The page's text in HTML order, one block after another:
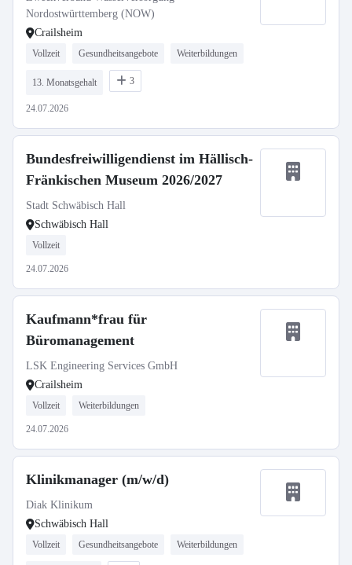
Nordostwürttemberg (NOW)
Crailsheim
Vollzeit Gesundheitsangebote Weiterbildungen
13. Monatsgehalt 3
24.07.2026
Bundesfreiwilligendienst im Hällisch-
Fränkischen Museum 2026/2027
Stadt Schwäbisch Hall
Schwäbisch Hall
Vollzeit
24.07.2026
Kaufmann*frau für
Büromanagement
LSK Engineering Services GmbH
Crailsheim
Vollzeit Weiterbildungen
24.07.2026
Klinikmanager (m/w/d)
Diak Klinikum
Schwäbisch Hall
Vollzeit Gesundheitsangebote Weiterbildungen